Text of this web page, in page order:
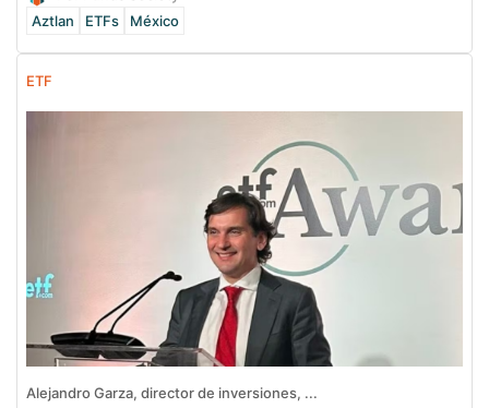
Aztlan
ETFs México
ETF
Alejandro Garza, director de inversiones, ...